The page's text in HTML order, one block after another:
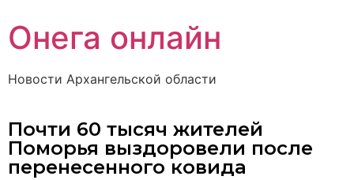
Онега онлайн
Новости Архангельской области
Почти 60 тысяч жителей
Поморья выздоровели после
перенесенного ковида